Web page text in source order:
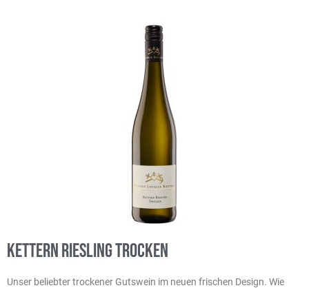
Kettern Riesling trocken
Unser beliebter trockener Gutswein im neuen frischen Design. Wie